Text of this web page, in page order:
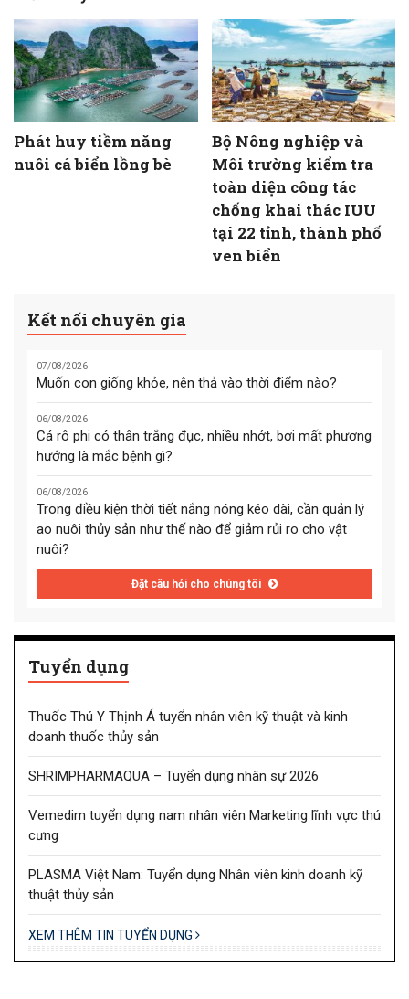
Phát huy tiềm năng
nuôi cá biển lồng bè
Bộ Nông nghiệp và
Môi trường kiểm tra
toàn diện công tác
chống khai thác IUU
tại 22 tỉnh, thành phố
ven biển
Kết nối chuyên gia
07/08/2026
Muốn con giống khỏe, nên thả vào thời điểm nào?
06/08/2026
Cá rô phi có thân trắng đục, nhiều nhớt, bơi mất phương
hướng là mắc bệnh gì?
06/08/2026
Trong điều kiện thời tiết nắng nóng kéo dài, cần quản lý
ao nuôi thủy sản như thế nào để giảm rủi ro cho vật
nuôi?
Đặt câu hỏi cho chúng tôi
Tuyển dụng
Thuốc Thú Y Thịnh Á tuyển nhân viên kỹ thuật và kinh
doanh thuốc thủy sản
SHRIMPHARMAQUA – Tuyển dụng nhân sự 2026
Vemedim tuyển dụng nam nhân viên Marketing lĩnh vực thú
cưng
PLASMA Việt Nam: Tuyển dụng Nhân viên kinh doanh kỹ
thuật thủy sản
XEM THÊM TIN TUYỂN DỤNG